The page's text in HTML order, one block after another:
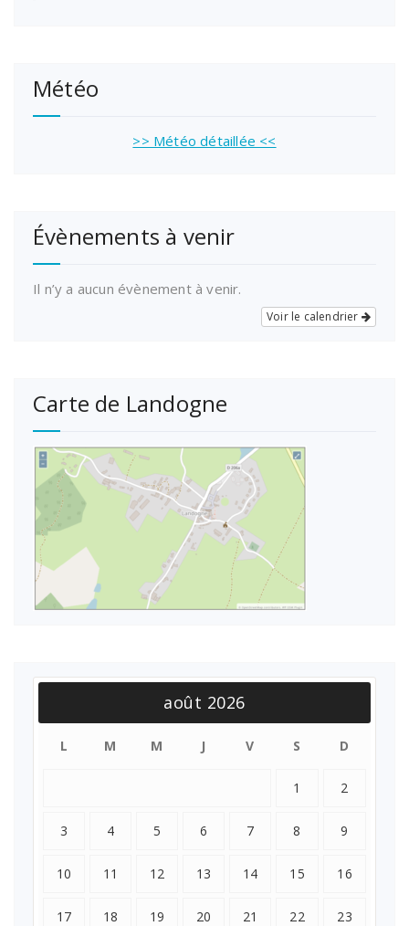
Météo
>> Météo détaillée <<
Évènements à venir
Il n’y a aucun évènement à venir.
Voir le calendrier
Carte de Landogne
août 2026
L M M J V S D
1 2
3 4 5 6 7 8 9
10 11 12 13 14 15 16
17 18 19 20 21 22 23